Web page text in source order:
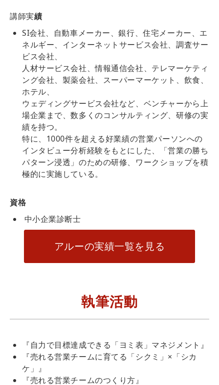
講師実績
SI会社、自動車メーカー、銀行、住宅メーカー、エ
ネルギー、インターネットサービス会社、調査サー
ビス会社、
人材サービス会社、情報通信会社、テレマーケティ
ング会社、製薬会社、スーパーマーケット、飲食、
ホテル、
ウェディングサービス会社など、ベンチャーから上
場企業まで、数多くのコンサルティング、研修の実
績を持つ。
特に、1000件を超える好業績の営業パーソンへの
インタビュー分析経験をもとにした、「営業の勝ち
パターン浸透」のための研修、ワークショップを積
極的に実施している。
資格
中小企業診断士
アルーの実績一覧を見る
執筆活動
『自力で目標達成できる「ヨミ表」マネジメント』
『売れる営業チームに育てる「シクミ」×「シカ
ケ」』
『売れる営業チームのつくり方』